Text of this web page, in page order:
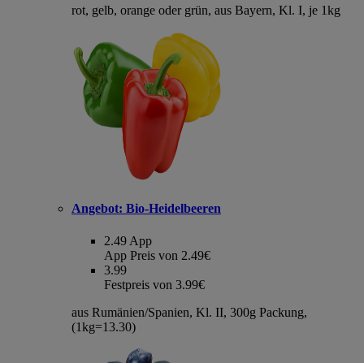
rot, gelb, orange oder grün, aus Bayern, Kl. I, je 1kg
Angebot: Bio-Heidelbeeren
2.49 App
App Preis von 2.49€
3.99
Festpreis von 3.99€
aus Rumänien/Spanien, Kl. II, 300g Packung,
(1kg=13.30)